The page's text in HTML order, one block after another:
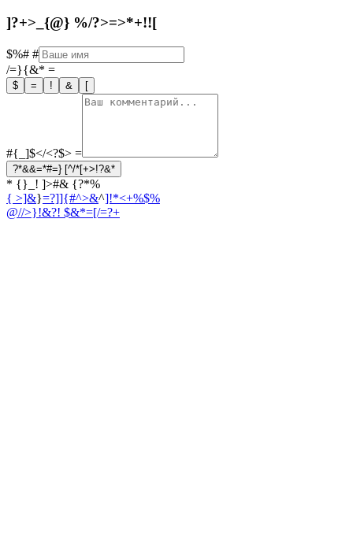
]?+>_{@} %/?>=>*+!![
$%# #
/=}{&* =
$ = ! & [
#{_]$</<?$> =
?*&&=*#=} [^/*[+>!?&*
* {}_! ]>#& {?*%
{ >]&}=?]]{#^>&^]!*<+%$%
@//>}!&?! $&*=[/=?+